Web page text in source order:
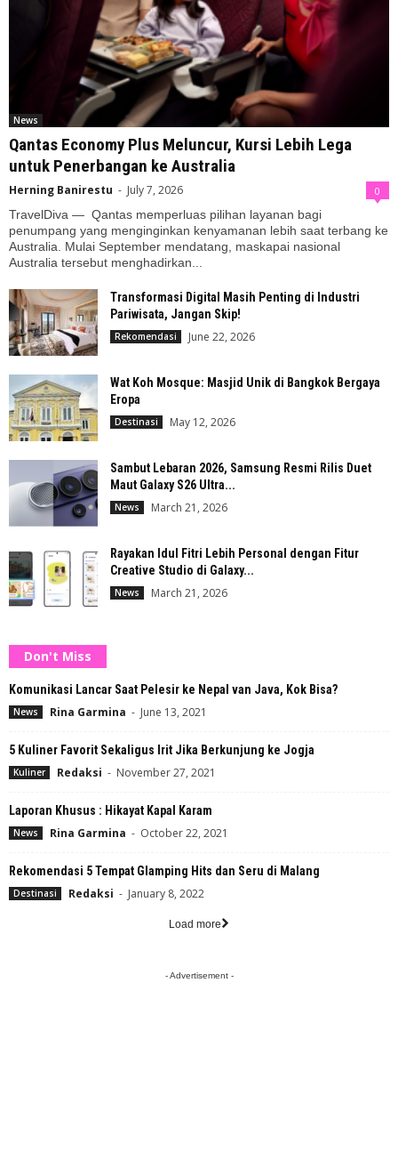
News
Qantas Economy Plus Meluncur, Kursi Lebih Lega
untuk Penerbangan ke Australia
Herning Banirestu - July 7, 2026 0
TravelDiva — Qantas memperluas pilihan layanan bagi
penumpang yang menginginkan kenyamanan lebih saat terbang ke
Australia. Mulai September mendatang, maskapai nasional
Australia tersebut menghadirkan...
Transformasi Digital Masih Penting di Industri
Pariwisata, Jangan Skip!
Rekomendasi June 22, 2026
Wat Koh Mosque: Masjid Unik di Bangkok Bergaya
Eropa
Destinasi May 12, 2026
Sambut Lebaran 2026, Samsung Resmi Rilis Duet
Maut Galaxy S26 Ultra...
News March 21, 2026
Rayakan Idul Fitri Lebih Personal dengan Fitur
Creative Studio di Galaxy...
News March 21, 2026
Don't Miss
Komunikasi Lancar Saat Pelesir ke Nepal van Java, Kok Bisa?
News Rina Garmina - June 13, 2021
5 Kuliner Favorit Sekaligus Irit Jika Berkunjung ke Jogja
Kuliner Redaksi - November 27, 2021
Laporan Khusus : Hikayat Kapal Karam
News Rina Garmina - October 22, 2021
Rekomendasi 5 Tempat Glamping Hits dan Seru di Malang
Destinasi Redaksi - January 8, 2022
Load more
- Advertisement -